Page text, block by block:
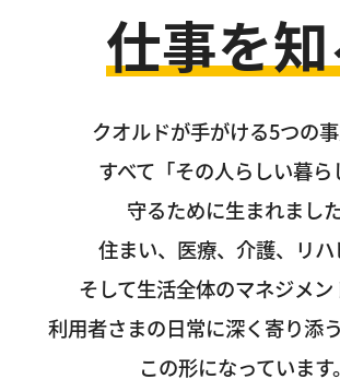
仕事を
クオルドが手がける5つの事
すべて「その人らしい暮ら
守るために生まれました
住まい、医療、介護、リハ
そして生活全体のマネジメン
利用者さまの日常に深く寄り添う
この形になっています。